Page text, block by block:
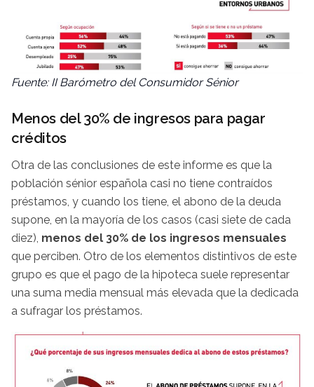
Fuente: II Barómetro del Consumidor Sénior
Menos del 30% de ingresos para pagar
créditos
Otra de las conclusiones de este informe es que la
población sénior española casi no tiene contraídos
préstamos, y cuando los tiene, el abono de la deuda
supone, en la mayoría de los casos (casi siete de cada
diez), menos del 30% de los ingresos mensuales
que perciben. Otro de los elementos distintivos de este
grupo es que el pago de la hipoteca suele representar
una suma media mensual más elevada que la dedicada
a sufragar los préstamos.